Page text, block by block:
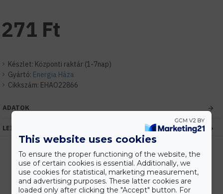
Készlet: Központi raktár (1-7nap)
Gyártó: Energia Háza
Cikkszám: EHAO22866
271 Ft
ADATOK
LEÍRÁS
Kedvezmények
Vásárolj nagyobb mennyiségben és megadjuk a legjobb gyártói árakat.
This website uses cookies
To ensure the proper functioning of the website, the
use of certain cookies is essential. Additionally, we
use cookies for statistical, marketing measurement,
and advertising purposes. These latter cookies are
loaded only after clicking the "Accept" button. For